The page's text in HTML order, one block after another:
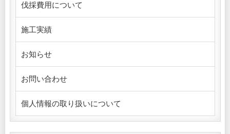
伐採費用について
施工実績
お知らせ
お問い合わせ
個人情報の取り扱いについて